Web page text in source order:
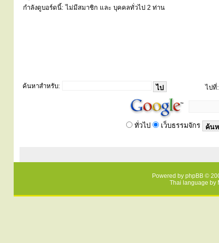
กำลังดูบอร์ดนี้: ไม่มีสมาชิก และ บุคคลทั่วไป 2 ท่าน
ค้นหาสำหรับ: ไปที่:
ทั่วไป เว็บธรรมจักร
Powered by phpBB ©
Thai language by